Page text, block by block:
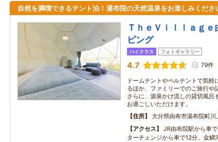
自然を満喫できるテント泊！湯布院の天然温泉をお楽しみくださ
ＴｈｅＶｉｌｌａｇ
ピング
ハイクラス フォトギャラリー
4.7 79件
ドームテントやベルテントで気
るほか、ファミリーでのご旅行や
さらに、源泉かけ流しの貸切風呂
お過ごしいただけます。
住所
大分県由布市湯布院町
アクセス
JR由布院駅から車
ターチェンジから車で12分。金鱗